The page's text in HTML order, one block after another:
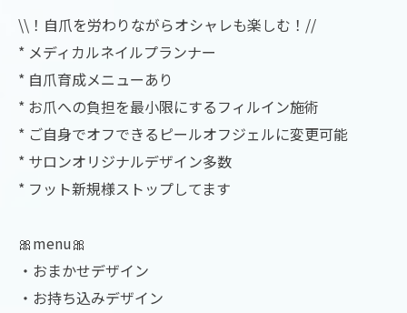
\\！自爪を労わりながらオシャレも楽しむ！//
* メディカルネイルプランナー
* 自爪育成メニューあり
* お爪への負担を最小限にするフィルイン施術
* ご自身でオフできるピールオフジェルに変更可能
* サロンオリジナルデザイン多数
* フット新規様ストップしてます
🎀menu🎀
・おまかせデザイン
・お持ち込みデザイン